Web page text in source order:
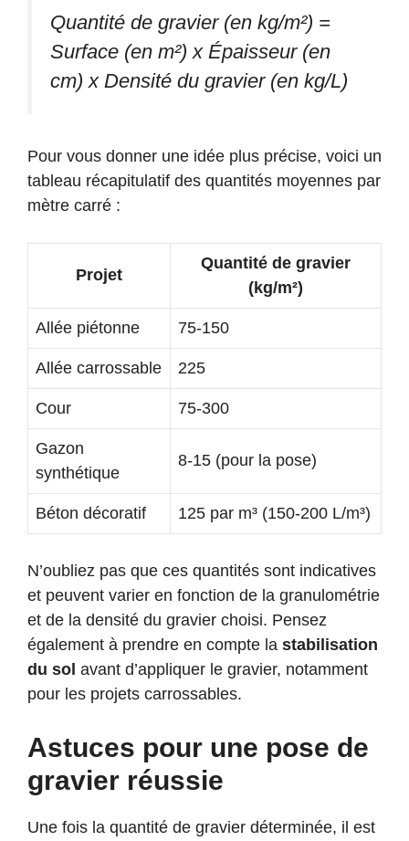
Quantité de gravier (en kg/m²) =
Surface (en m²) x Épaisseur (en
cm) x Densité du gravier (en kg/L)
Pour vous donner une idée plus précise, voici un
tableau récapitulatif des quantités moyennes par
mètre carré :
Projet
Quantité de gravier
(kg/m²)
Allée piétonne 75-150
Allée carrossable 225
Cour 75-300
Gazon
synthétique
8-15 (pour la pose)
Béton décoratif 125 par m³ (150-200 L/m³)
N’oubliez pas que ces quantités sont indicatives
et peuvent varier en fonction de la granulométrie
et de la densité du gravier choisi. Pensez
également à prendre en compte la stabilisation
du sol avant d’appliquer le gravier, notamment
pour les projets carrossables.
Astuces pour une pose de
gravier réussie
Une fois la quantité de gravier déterminée, il est